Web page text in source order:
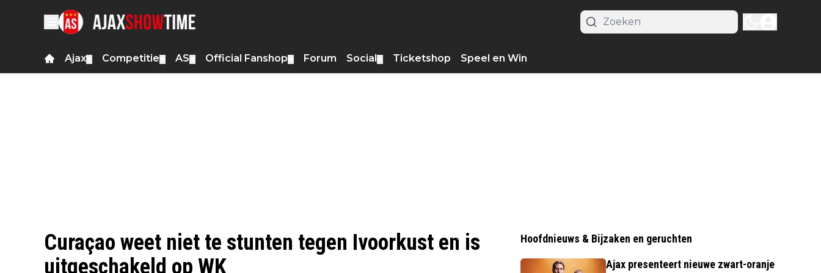
Ajax Competitie AS Official Fanshop Forum Social Ticketshop Speel en Win
Curaçao weet niet te stunten tegen Ivoorkust en is
uitgeschakeld op WK
Hoofdnieuws & Bijzaken en geruchten
Ajax presenteert nieuwe zwart-oranje